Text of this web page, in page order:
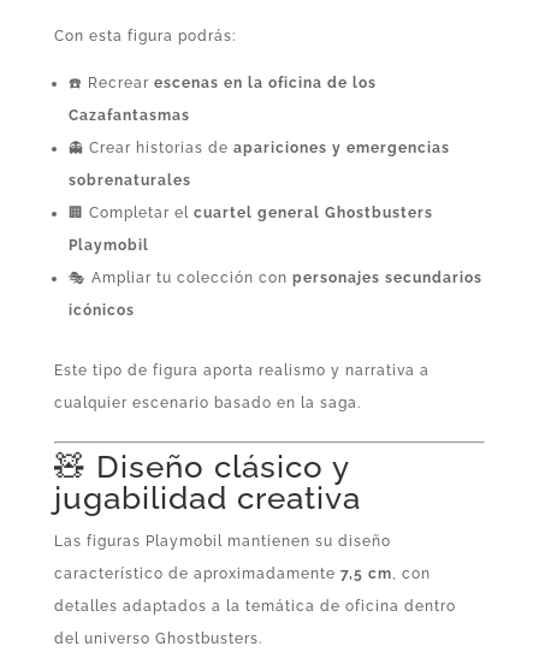
Con esta figura podrás:
☎️ Recrear escenas en la oficina de los
Cazafantasmas
👻 Crear historias de apariciones y emergencias
sobrenaturales
🏢 Completar el cuartel general Ghostbusters
Playmobil
🎭 Ampliar tu colección con personajes secundarios
icónicos
Este tipo de figura aporta realismo y narrativa a
cualquier escenario basado en la saga.
🧸 Diseño clásico y
jugabilidad creativa
Las figuras Playmobil mantienen su diseño
característico de aproximadamente 7,5 cm, con
detalles adaptados a la temática de oficina dentro
del universo Ghostbusters.